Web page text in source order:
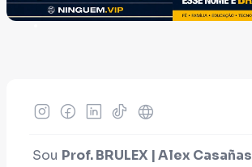
Sou Prof. BRULEX | Alex Casañas